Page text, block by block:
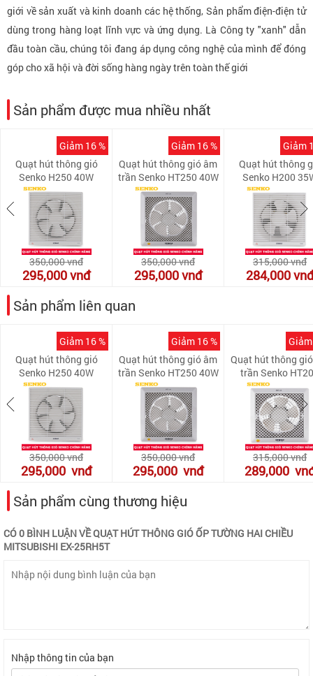
giới về sản xuất và kinh doanh các hệ thống, Sản phẩm điện-điện tử
dùng trong hàng loạt lĩnh vực và ứng dụng. Là Công ty "xanh" dẫn
đầu toàn cầu, chúng tôi đang áp dụng công nghệ của mình để đóng
góp cho xã hội và đời sống hàng ngày trên toàn thế giới
Sản phẩm được mua nhiều nhất
Giảm 16 %
Quạt hút thông gió
Senko H250 40W
350,000vnđ
295,000vnđ
Giảm 16 %
Quạt hút thông gió âm
trần Senko HT250 40W
350,000vnđ
295,000vnđ
Giảm
Quạt hút thông
Senko H200
315,000vnđ
284,000
Sản phẩm liên quan
Giảm 16 %
Quạt hút thông gió
Senko H250 40W
350,000vnđ
295,000 vnđ
Giảm 16 %
Quạt hút thông gió âm
trần Senko HT250 40W
350,000vnđ
295,000 vnđ
Quạt hút thông
trần Senko
315,000vnđ
289,000
Sản phẩm cùng thương hiệu
CÓ 0 BÌNH LUẬN VỀ QUẠT HÚT THÔNG GIÓ ỐP TƯỜNG HAI CHIỀU
MITSUBISHI EX-25RH5T
Nhập thông tin của bạn